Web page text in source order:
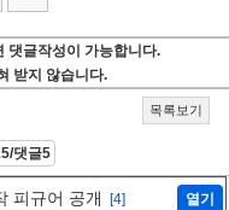
댓글작성이 가능합니다.
받지 않습니다.
목록보기
댓글5
피규어 공개 [4] 열기